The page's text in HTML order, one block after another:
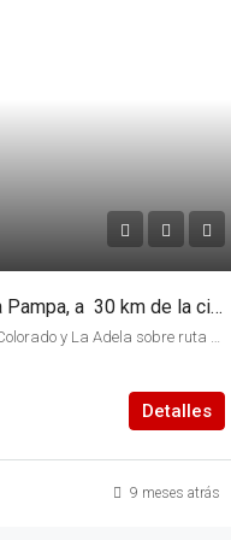
Campo en venta en La Pampa, a 30 km de la ciudad de Rio Colorado y La Adela sobre ruta provincial N° 9 llegando a la misma por ruta provincial N° 34
Detalles
9 meses atrás